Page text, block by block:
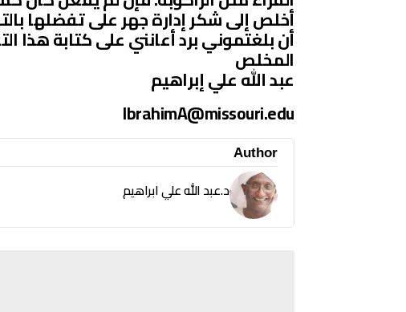
أخلص إلى شكر إدارة جهر على تفضلها
أن بلغتموني برد أعانني على كتابة هذا
المخلص
عبد الله علي إبراهيم
IbrahimA@missouri.edu
Author
د.عبد الله علي ابراهيم